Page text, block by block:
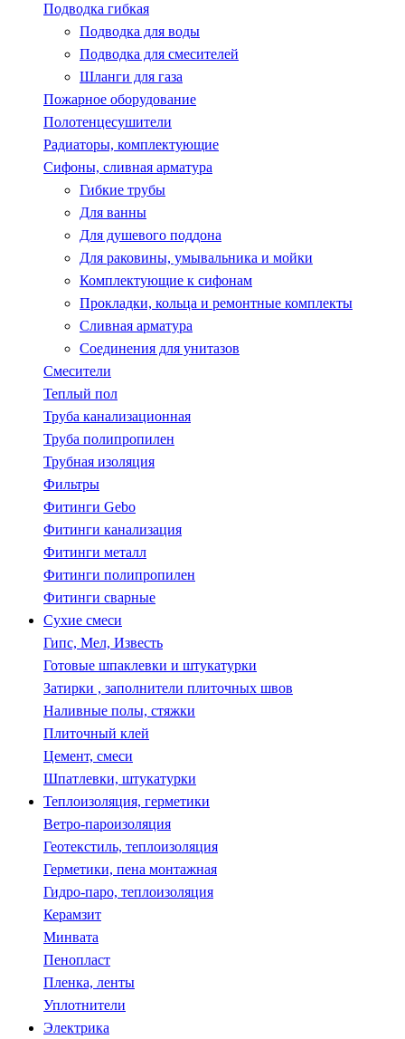
Подводка гибкая
Подводка для воды
Подводка для смесителей
Шланги для газа
Пожарное оборудование
Полотенцесушители
Радиаторы, комплектующие
Сифоны, сливная арматура
Гибкие трубы
Для ванны
Для душевого поддона
Для раковины, умывальника и мойки
Комплектующие к сифонам
Прокладки, кольца и ремонтные комплекты
Сливная арматура
Соединения для унитазов
Смесители
Теплый пол
Труба канализационная
Труба полипропилен
Трубная изоляция
Фильтры
Фитинги Gebo
Фитинги канализация
Фитинги металл
Фитинги полипропилен
Фитинги сварные
Сухие смеси
Гипс, Мел, Известь
Готовые шпаклевки и штукатурки
Затирки , заполнители плиточных швов
Наливные полы, стяжки
Плиточный клей
Цемент, смеси
Шпатлевки, штукатурки
Теплоизоляция, герметики
Ветро-пароизоляция
Геотекстиль, теплоизоляция
Герметики, пена монтажная
Гидро-паро, теплоизоляция
Керамзит
Минвата
Пенопласт
Пленка, ленты
Уплотнители
Электрика